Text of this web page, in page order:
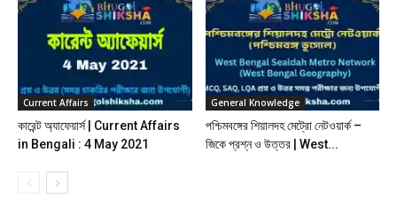
Current Affairs
কারেন্ট অ্যাফেয়ার্স | Current Affairs
in Bengali : 4 May 2021
General Knowledge
পশ্চিমবঙ্গের শিয়ালদহ মেট্রো নেটওয়ার্ক –
জিকে প্রশ্ন ও উত্তর | West...